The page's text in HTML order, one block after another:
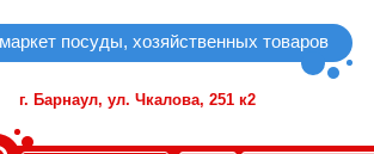
посуды, хозяйственных товаров
г. Барнаул, ул. Чкалова, 251 к2